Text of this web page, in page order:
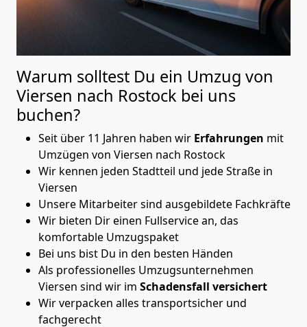
Warum solltest Du ein Umzug von
Viersen nach Rostock bei uns
buchen?
Seit über 11 Jahren haben wir Erfahrungen mit
Umzügen von Viersen nach Rostock
Wir kennen jeden Stadtteil und jede Straße in
Viersen
Unsere Mitarbeiter sind ausgebildete Fachkräfte
Wir bieten Dir einen Fullservice an, das
komfortable Umzugspaket
Bei uns bist Du in den besten Händen
Als professionelles Umzugsunternehmen
Viersen sind wir im Schadensfall versichert
Wir verpacken alles transportsicher und
fachgerecht